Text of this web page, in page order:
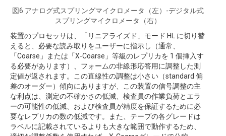
図6 アナログ式スプリングマイクロメータ（左）-デジタル式
スプリングマイクロメータ（右）
装置のプロセッサは、「リニアライズド」モード HL に切り替
えると、必要な読み取りをユーザーに指示し（通常、
「Coarse」または「X-Coarse」等級のレプリカを 1 個挿入す
る必要があります）、フォームの非線形応答用に調整した測
定値が返されます。この直線性の調整は小さい（standard 偏
差のオーダー）傾向にありますが、この装置の信号調整の主
な利点は、測定の不確かさの低減、検査員の作業負荷とエラ
ーの可能性の低減、および検査員が精度を保証するために必
要なレプリカの数の低減です。また、テープの各グレードは
ラベルに記載されているよりも大きな範囲で動作するため、